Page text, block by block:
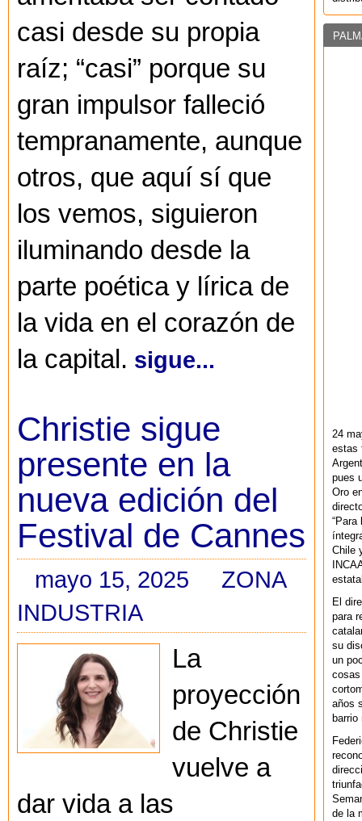
casi desde su propia
raíz; “casi” porque su
gran impulsor falleció
tempranamente, aunque
otros, que aquí sí que
los vemos, siguieron
iluminando desde la
parte poética y lírica de
la vida en el corazón de
la capital. sigue...
Christie sigue
presente en la
nueva edición del
Festival de Cannes
mayo 15, 2025
ZONA
INDUSTRIA
La
proyección
de Christie
vuelve a
dar vida a las
24
estas
pues
Oro
“Para
Chile
El
para
su
un
cosas
años
de la